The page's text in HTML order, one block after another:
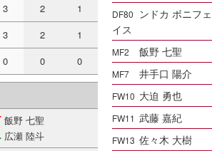
DF80
ンドカ ボニフェ
イス
MF2 飯野 七聖
MF7 井手口 陽介
FW10 大迫 勇也
FW11 武藤 嘉紀
FW13 佐々木 大樹
3 2
1
3 2
1
0 0 0
飯野 七聖
広瀬 陸斗